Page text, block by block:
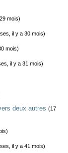
mois)
il y a 30 mois)
mois)
il y a 31 mois)
deux autres (17
il y a 41 mois)